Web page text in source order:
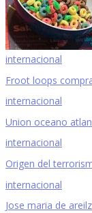
internacional
Froot loops
internacional
Union oceano
internacional
Origen del
internacional
Jose maria de